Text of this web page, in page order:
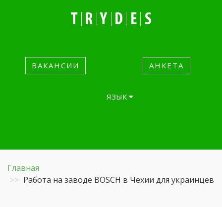
ВАКАНСИИ АНКЕТА
ЯЗЫК
Главная
Работа на заводе BOSCH в Чехии для украинцев